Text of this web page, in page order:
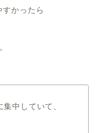
かったら
中していて、